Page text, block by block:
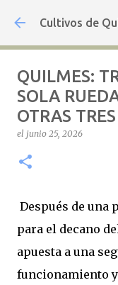
Ir
Cultivos de
QUILMES:
SOLA
OTRAS TRES
el junio 25, 2026
Después de una
para el decano
apuesta a una
funcionamiento